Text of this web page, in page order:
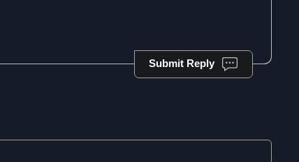
Submit Reply